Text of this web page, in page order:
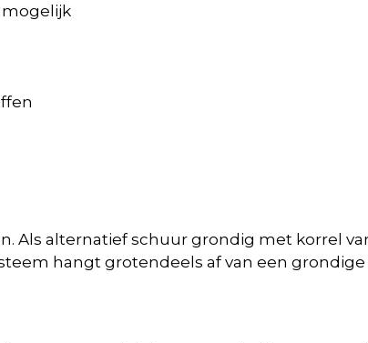
Als alternatief schuur grondig met korrel
hangt grotendeels af van een